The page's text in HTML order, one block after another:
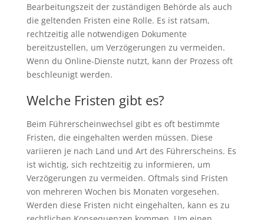
Bearbeitungszeit der zuständigen Behörde als auch
die geltenden Fristen eine Rolle. Es ist ratsam,
rechtzeitig alle notwendigen Dokumente
bereitzustellen, um Verzögerungen zu vermeiden.
Wenn du Online-Dienste nutzt, kann der Prozess oft
beschleunigt werden.
Welche Fristen gibt es?
Beim Führerscheinwechsel gibt es oft bestimmte
Fristen, die eingehalten werden müssen. Diese
variieren je nach Land und Art des Führerscheins. Es
ist wichtig, sich rechtzeitig zu informieren, um
Verzögerungen zu vermeiden. Oftmals sind Fristen
von mehreren Wochen bis Monaten vorgesehen.
Werden diese Fristen nicht eingehalten, kann es zu